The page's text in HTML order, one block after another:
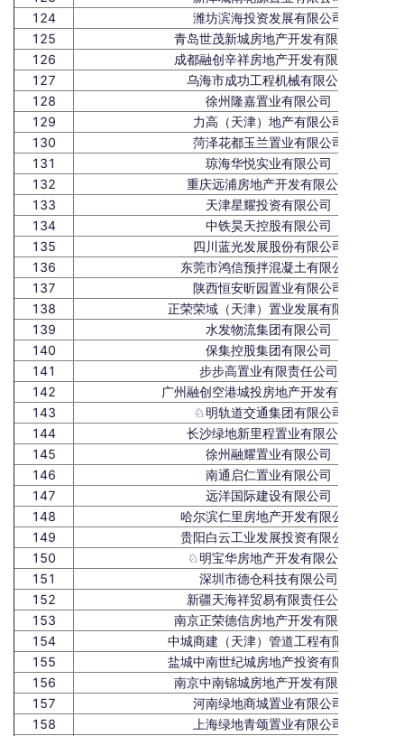
124
潍坊滨海投资发展有限公司
125
青岛世茂新城房地产开发有限公司
126
成都融创辛祥房地产开发有限公司
127
乌海市成功工程机械有限公司
128
徐州隆嘉置业有限公司
129
力高（天津）地产有限公司
130
菏泽花都玉兰置业有限公司
131
琼海华悦实业有限公司
132
重庆远浦房地产开发有限公司
133
天津星耀投资有限公司
134
中铁昊天控股有限公司
135
四川蓝光发展股份有限公司
136
东莞市鸿信预拌混凝土有限公司
137
陕西恒安昕园置业有限公司
138
正荣荣域（天津）置业发展有限公司
139
水发物流集团有限公司
140
保集控股集团有限公司
141
步步高置业有限责任公司
142
广州融创空港城投房地产开发有限公司
143
♘明轨道交通集团有限公司
144
长沙绿地新里程置业有限公司
145
徐州融耀置业有限公司
146
南通启仁置业有限公司
147
远洋国际建设有限公司
148
哈尔滨仁里房地产开发有限公司
149
贵阳白云工业发展投资有限公司
150
♘明宝华房地产开发有限公司
151
深圳市德仓科技有限公司
152
新疆天海祥贸易有限责任公司
153
南京正荣德信房地产开发有限公司
154
中城商建（天津）管道工程有限公司
155
盐城中南世纪城房地产投资有限公司
156
南京中南锦城房地产开发有限公司
157
河南绿地商城置业有限公司
158
上海绿地青颂置业有限公司